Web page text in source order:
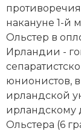
Итория
Латинская
Новая
Новейшая
Нумизматика
накануне 1-й
Ольстер в
Ирландии -
юнионистов,
ирландской
ирландскому
Ольстера (6